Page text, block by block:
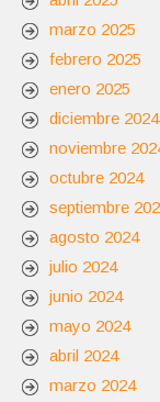
marzo 2025
febrero 2025
enero 2025
diciembre 2024
noviembre
octubre 2024
septiembre
agosto 2024
julio 2024
junio 2024
mayo 2024
abril 2024
marzo 2024